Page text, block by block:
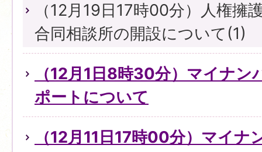
（12月19日17時00分）人権擁
合同相談所の開設について(1)
（12月1日8時30分）マイナン
ポートについて
（12月11日17時00分）マイ